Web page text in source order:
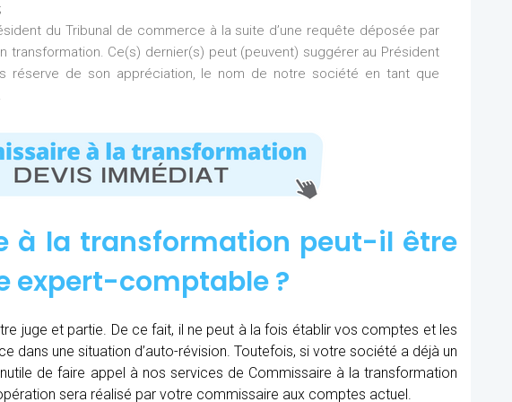
du Tribunal de commerce à la suite d’une requête déposée par
transformation. Ce(s) dernier(s) peut (peuvent) suggérer au Président
réserve de son appréciation, le nom de notre société en tant que
à la transformation peut-il être
expert-comptable ?
juge et partie. De ce fait, il ne peut à la fois établir vos comptes et les
dans une situation d’auto-révision. Toutefois, si votre société a déjà un
de faire appel à nos services de Commissaire à la transformation
sera réalisé par votre commissaire aux comptes actuel.